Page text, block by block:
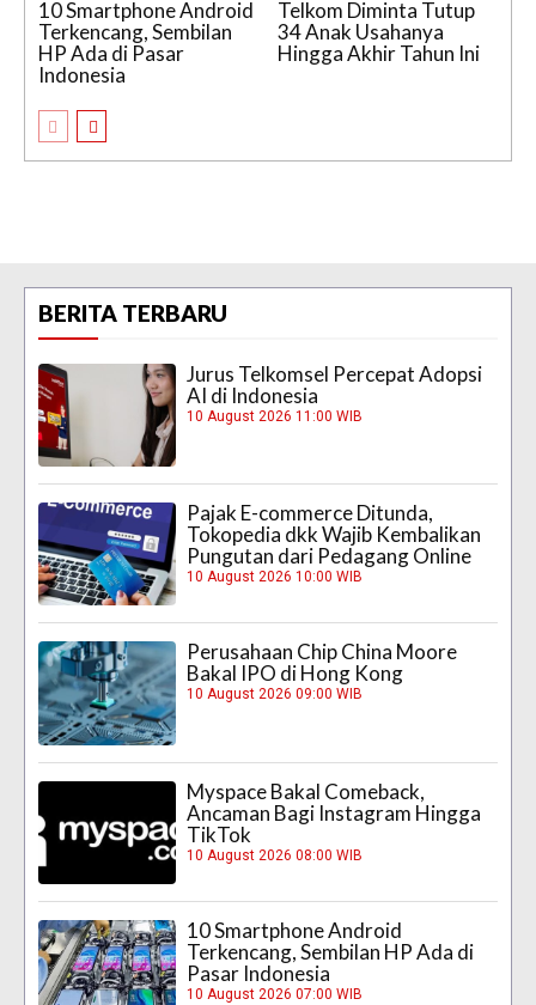
10 Smartphone Android
Terkencang, Sembilan
HP Ada di Pasar
Indonesia
Telkom Diminta Tutup
34 Anak Usahanya
Hingga Akhir Tahun Ini
BERITA TERBARU
Jurus Telkomsel Percepat Adopsi
AI di Indonesia
10 August 2026 11:00 WIB
Pajak E-commerce Ditunda,
Tokopedia dkk Wajib Kembalikan
Pungutan dari Pedagang Online
10 August 2026 10:00 WIB
Perusahaan Chip China Moore
Bakal IPO di Hong Kong
10 August 2026 09:00 WIB
Myspace Bakal Comeback,
Ancaman Bagi Instagram Hingga
TikTok
10 August 2026 08:00 WIB
10 Smartphone Android
Terkencang, Sembilan HP Ada di
Pasar Indonesia
10 August 2026 07:00 WIB